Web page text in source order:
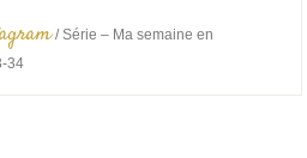
/Série – Ma semaine en
34